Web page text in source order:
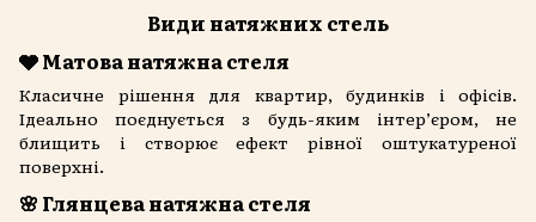
Види натяжних стель
🩶 Матова натяжна стеля
Класичне рішення для квартир, будинків і офісів.
Ідеально поєднується з будь-яким інтер’єром, не
блищить і створює ефект рівної оштукатуреної
поверхні.
🌸 Глянцева натяжна стеля